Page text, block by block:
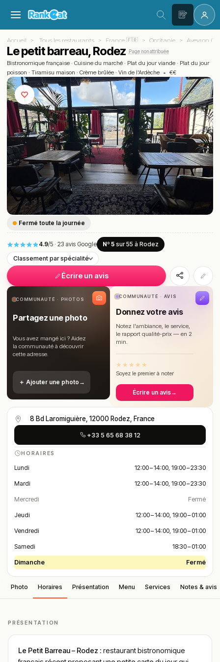
Accueil Tous les restaurants France 🇫🇷 Occitanie Aveyron (12)
Le petit barreau, Rodez Page non attribuée
Bistronomique française · Cuisine du marché · Plat du jour viande · Plat du jour
poisson · Tiramisu maison · Crème brûlée · Vin de l'Ardèche • €€
Fermé toute la journée
4.9/5 · 23 avis Google Nº 5 sur 55 à Rodez
Classement par spécialité
Écrire un avis
COMMUNAUTÉ · PHOTOS
Partagez une photo
Vous avez mangé ici ? Aidez
la communauté à découvrir
cette adresse.
＋ Ajouter une photo →
COMMUNAUTÉ · AVIS
Donnez votre avis
Notez l'ambiance, le service,
le rapport qualité-prix — en 2
min.
★ ★ ★ ★ ★
Soyez le premier à noter
Écrire un avis→
8 Bd Laromiguière, 12000 Rodez, France
+33 5 65 68 38 12
HORAIRES
Lundi 12:00 – 14:00, 19:00 – 23:30
Mardi 12:00 – 14:00, 19:00 – 23:30
Mercredi Fermé
Jeudi 12:00 – 14:00, 19:00 – 01:00
Vendredi 12:00 – 14:00, 19:00 – 01:00
Samedi 18:30 – 01:00
Dimanche Fermé
Photo Horaires Présentation Menu Services Notes & avis
PRÉSENTATION
Le Petit Barreau – Rodez : restaurant bistronomique